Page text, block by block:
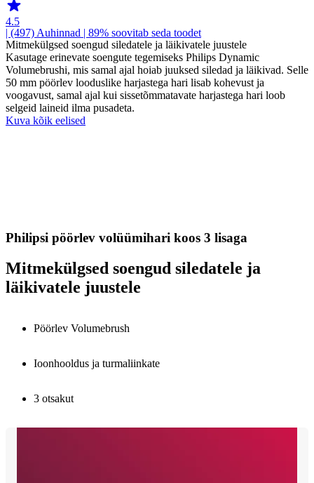
4.5
| (497) Auhinnad | 89% soovitab seda toodet
Mitmekülgsed soengud siledatele ja läikivatele juustele
Kasutage erinevate soengute tegemiseks Philips Dynamic
Volumebrushi, mis samal ajal hoiab juuksed siledad ja läikivad. Selle
50 mm pöörlev looduslike harjastega hari lisab kohevust ja
voogavust, samal ajal kui sissetõmmatavate harjastega hari loob
selgeid laineid ilma pusadeta.
Kuva kõik eelised
Philipsi pöörlev volüümihari koos 3 lisaga
Mitmekülgsed soengud siledatele ja
läikivatele juustele
Pöörlev Volumebrush
Ioonhooldus ja turmaliinkate
3 otsakut